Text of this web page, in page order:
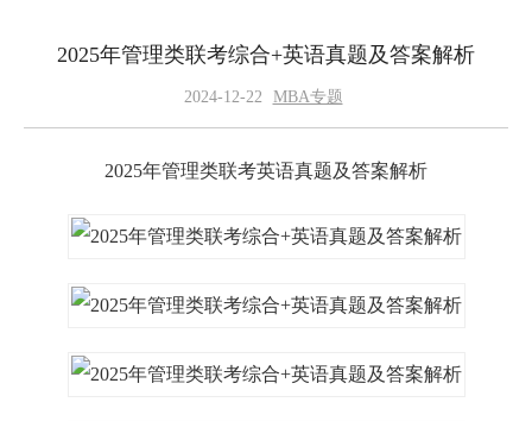
2025年管理类联考综合+英语真题及答案解析
2024-12-22 MBA专题
2025年管理类联考英语真题及答案解析